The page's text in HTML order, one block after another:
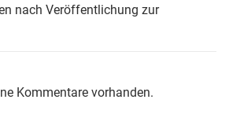
nach Veröffentlichung zur
Kommentare vorhanden.